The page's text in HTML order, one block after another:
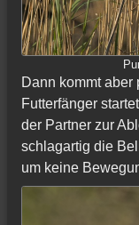
Dann kommt
Futterfänger
der Partner zur
schlagartig die
um keine